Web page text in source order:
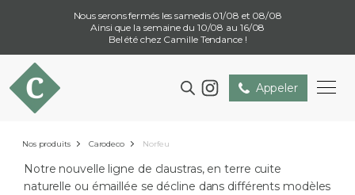
Nous serons fermés les samedis 01/08 et 08/08
Ainsi que la semaine du 10/08 au 16/08
Bel été chez Camille Tendance !
Appeler
Nos produits Carodeco Norfeu
Notre nouvelle ligne de claustras, en terre cuite
naturelle ou émaillée se décline dans différents modèles